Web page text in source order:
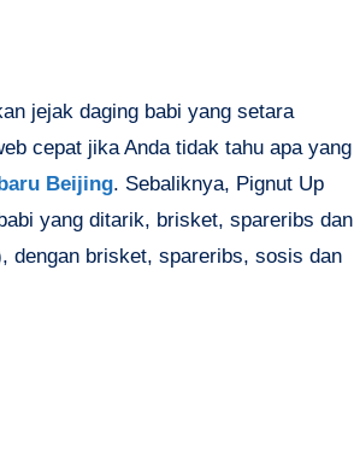
jejak daging babi yang setara
cepat jika Anda tidak tahu apa yang
Beijing. Sebaliknya, Pignut Up
yang ditarik, brisket, spareribs dan
dengan brisket, spareribs, sosis dan